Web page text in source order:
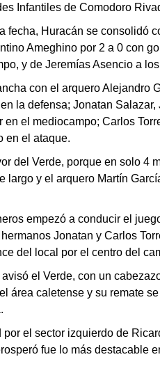
Infantiles de Comodoro
fecha, Huracán se consolidó
Ameghino por 2 a 0 con
y de Jeremías Asencio a
con el arquero Alejandro
la defensa; Jonatan
en el mediocampo; Carlos
en el ataque.
del Verde, porque en solo 4
largo y el arquero Martín
empezó a conducir el
Jonatan y Carlos
del local por el centro del
el Verde, con un
área caletense y su remate
el sector izquierdo de
fue lo más destacable